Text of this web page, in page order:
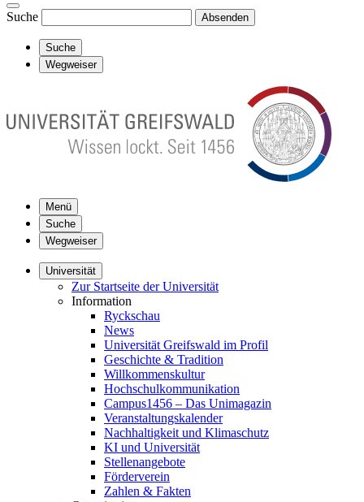
Suche Absenden
Suche
Wegweiser
Menü
Suche
Wegweiser
Universität
Zur Startseite der Universität
Information
Ryckschau
News
Universität Greifswald im Profil
Geschichte & Tradition
Willkommenskultur
Hochschulkommunikation
Campus1456 – Das Unimagazin
Veranstaltungskalender
Nachhaltigkeit und Klimaschutz
KI und Universität
Stellenangebote
Förderverein
Zahlen & Fakten